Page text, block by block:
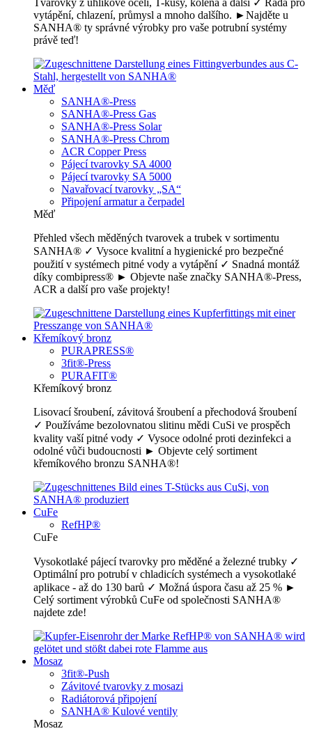
Tvarovky z uhlíkové oceli, T-kusy, kolena a další ✓ Řada pro
vytápění, chlazení, průmysl a mnoho dalšího. ►Najděte u
SANHA® ty správné výrobky pro vaše potrubní systémy
právě teď!
Měď
SANHA®-Press
SANHA®-Press Gas
SANHA®-Press Solar
SANHA®-Press Chrom
ACR Copper Press
Pájecí tvarovky SA 4000
Pájecí tvarovky SA 5000
Navařovací tvarovky „SA“
Připojení armatur a čerpadel
Měď
Přehled všech měděných tvarovek a trubek v sortimentu
SANHA® ✓ Vysoce kvalitní a hygienické pro bezpečné
použití v systémech pitné vody a vytápění ✓ Snadná montáž
díky combipress® ► Objevte naše značky SANHA®-Press,
ACR a další pro vaše projekty!
Křemíkový bronz
PURAPRESS®
3fit®-Press
PURAFIT®
Křemíkový bronz
Lisovací šroubení, závitová šroubení a přechodová šroubení
✓ Používáme bezolovnatou slitinu mědi CuSi ve prospěch
kvality vaší pitné vody ✓ Vysoce odolné proti dezinfekci a
odolné vůči budoucnosti ► Objevte celý sortiment
křemíkového bronzu SANHA®!
CuFe
RefHP®
CuFe
Vysokotlaké pájecí tvarovky pro měděné a železné trubky ✓
Optimální pro potrubí v chladicích systémech a vysokotlaké
aplikace - až do 130 barů ✓ Možná úspora času až 25 % ►
Celý sortiment výrobků CuFe od společnosti SANHA®
najdete zde!
Mosaz
3fit®-Push
Závitové tvarovky z mosazi
Radiátorová připojení
SANHA® Kulové ventily
Mosaz